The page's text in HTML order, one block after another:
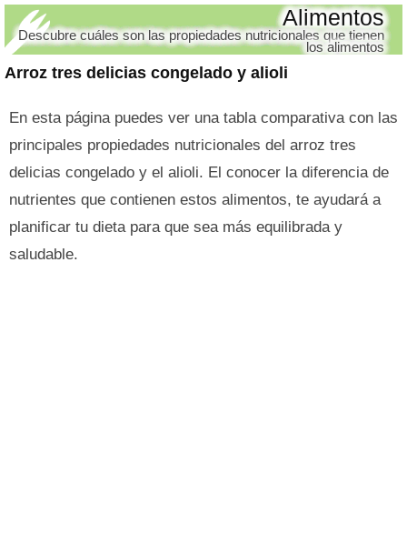
Arroz tres delicias congelado y alioli
Alimentos
Descubre cuáles son las propiedades nutricionales que tienen
los alimentos
En esta página puedes ver una tabla comparativa con las
principales propiedades nutricionales del arroz tres
delicias congelado y el alioli. El conocer la diferencia de
nutrientes que contienen estos alimentos, te ayudará a
planificar tu dieta para que sea más equilibrada y
saludable.